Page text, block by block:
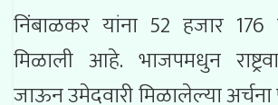
निंबाळकर यांना 52 हजार 176
मिळाली आहे. भाजपमधुन
जाऊन उमेदवारी मिळालेल्या अर्चना